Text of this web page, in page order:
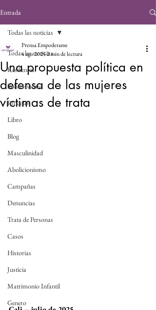
Entrada
Todas las noticias
Resiliencia
Sobreviviente
Procesos
Libro
Blog
Masculinidad
Abolicionismo
Campañas
Denuncias
Trata de Personas
Casos
Historias
Justicia
Matrimonio Infantil
Genero
Todas las noticias
Una propuesta política en
defensa de las mujeres
víctimas de trata
Prensa Empoderame
4 ago 20252 min de lectura